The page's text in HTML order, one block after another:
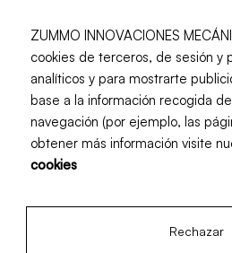
Kit de Bacs en Inox Z14
ZUMMO INNOVACIONES
cookies de terceros, de sesión y
analíticos y para mostrarte
base a la información recogida
navegación (por ejemplo, las
obtener más información visite
cookies
Rechazar